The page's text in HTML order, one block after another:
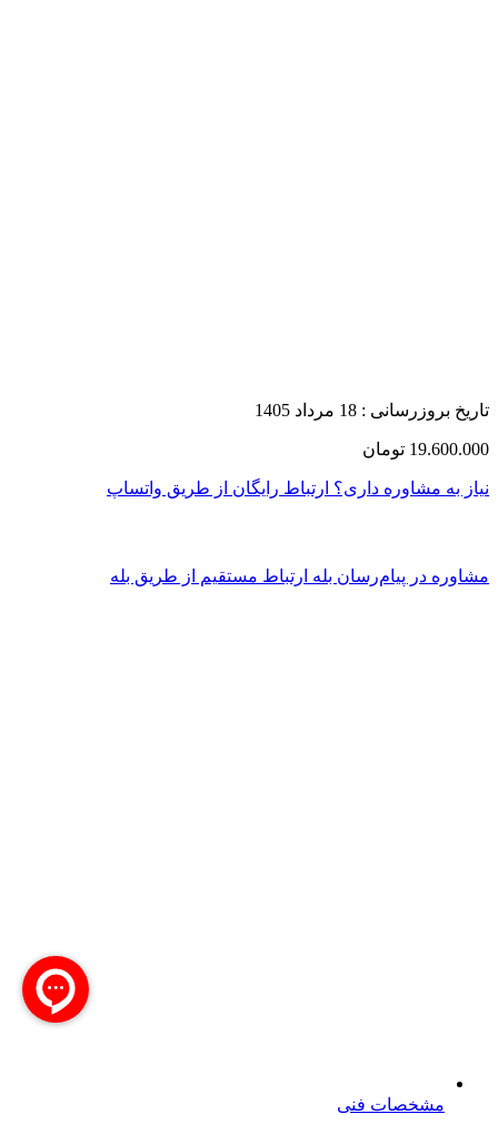
تاریخ بروزرسانی : 18 مرداد 1405
19.600.000 تومان
نیاز به مشاوره داری؟ ارتباط رایگان از طریق واتساپ
مشاوره در پیام‌رسان بله ارتباط مستقیم از طریق بله
مشخصات فنی